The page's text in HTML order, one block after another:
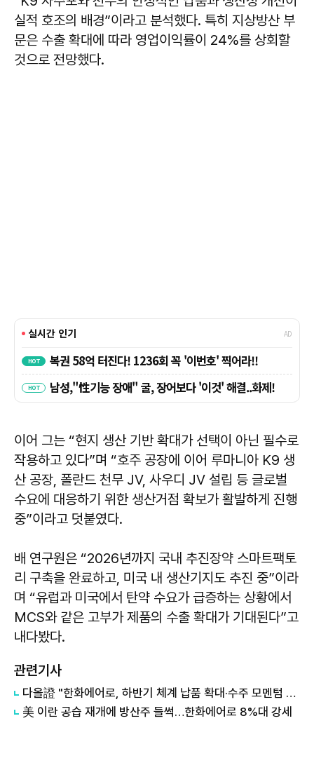
실적 호조의 배경”이라고 분석했다. 특히 지상방산 부
문은 수출 확대에 따라 영업이익률이 24%를 상회할
것으로 전망했다.
이어 그는 “현지 생산 기반 확대가 선택이 아닌 필수로
작용하고 있다”며 “호주 공장에 이어 루마니아 K9 생
산 공장, 폴란드 천무 JV, 사우디 JV 설립 등 글로벌
수요에 대응하기 위한 생산거점 확보가 활발하게 진행
중”이라고 덧붙였다.
배 연구원은 “2026년까지 국내 추진장약 스마트팩토
리 구축을 완료하고, 미국 내 생산기지도 추진 중”이라
며 “유럽과 미국에서 탄약 수요가 급증하는 상황에서
MCS와 같은 고부가 제품의 수출 확대가 기대된다”고
내다봤다.
관련기사
다올證 "한화에어로, 하반기 체계 납품 확대·수주 모멘텀 기대"…목표주가 214만원
美 이란 공습 재개에 방산주 들썩…한화에어로 8%대 강세